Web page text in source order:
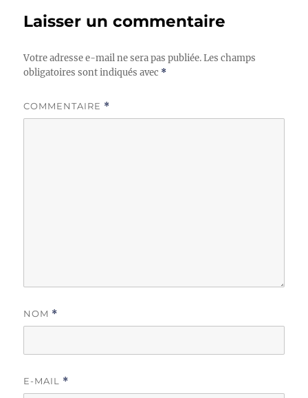
Laisser un commentaire
Votre adresse e-mail ne sera pas publiée. Les champs
obligatoires sont indiqués avec *
COMMENTAIRE *
NOM *
E-MAIL *